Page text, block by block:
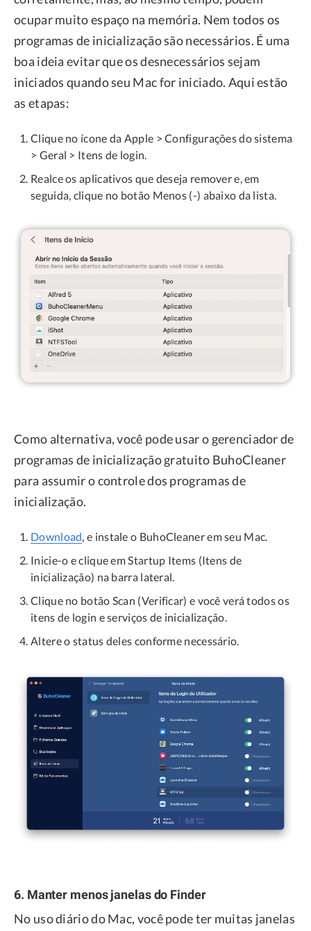
ocupar muito espaço na memória. Nem todos os
programas de inicialização são necessários. É uma
boa ideia evitar que os desnecessários sejam
iniciados quando seu Mac for iniciado. Aqui estão
as etapas:
Clique no ícone da Apple > Configurações do sistema
> Geral > Itens de login.
Realce os aplicativos que deseja remover e, em
seguida, clique no botão Menos (-) abaixo da lista.
Como alternativa, você pode usar o gerenciador de
programas de inicialização gratuito BuhoCleaner
para assumir o controle dos programas de
inicialização.
Download , e instale o BuhoCleaner em seu Mac.
Inicie-o e clique em Startup Items (Itens de
inicialização) na barra lateral.
Clique no botão Scan (Verificar) e você verá todos os
itens de login e serviços de inicialização.
Altere o status deles conforme necessário.
6. Manter menos janelas do Finder
No uso diário do Mac, você pode ter muitas janelas